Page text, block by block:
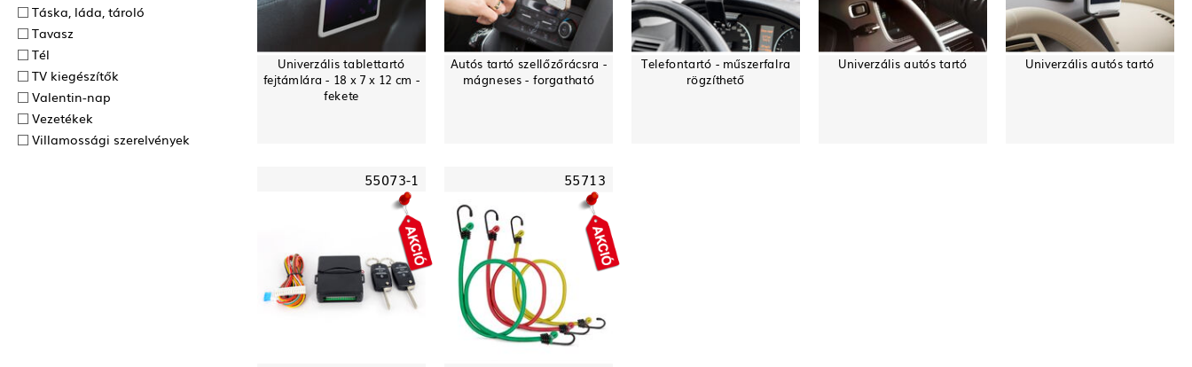
Táska, láda, tároló
Tavasz
Tél
TV kiegészítők
Valentin-nap
Vezetékek
Villamossági szerelvények
Univerzális tablettartó
fejtámlára - 18 x 7 x 12 cm -
fekete
Autós tartó szellőzőrácsra -
mágneses - forgatható
Telefontartó - műszerfalra
rögzíthető
Univerzális autós tartó Univerzális autós tartó
55073-1 55713